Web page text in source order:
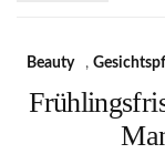
Beauty ,